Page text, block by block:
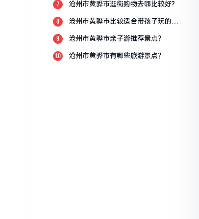
7 沧州市黄骅市逛街购物去哪比较好?
8
沧州市黄骅市比较适合带孩子玩的地
9 沧州市黄骅市亲子游推荐景点？
10 沧州市黄骅市有哪些旅游景点？